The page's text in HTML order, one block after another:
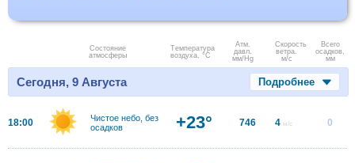
Состояние
атмосферы
Температура
воздуха, °C
Атм.
давл.
мм/Hg
Скорость
ветра.
м/с
Всего
осадков,
мм
Сегодня, 9 Августа Подробнее
18:00
Чистое небо, без
осадков
+23° 746 4 м/с 0